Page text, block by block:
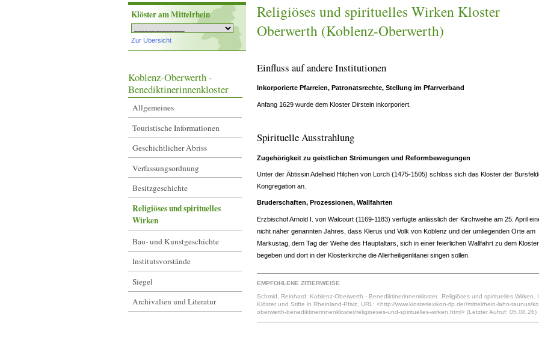
Klöster am Mittelrhein
Zur Übersicht
Koblenz-Oberwerth -
Benediktinerinnenkloster
Allgemeines
Touristische Informationen
Geschichtlicher Abriss
Verfassungsordnung
Besitzgeschichte
Religiöses und spirituelles
Wirken
Bau- und Kunstgeschichte
Institutsvorstände
Siegel
Archivalien und Literatur
Religiöses und spirituelles Wirken Kloster
Oberwerth (Koblenz-Oberwerth)
Einfluss auf andere Institutionen
Inkorporierte Pfarreien, Patronatsrechte, Stellung im Pfarrverband
Anfang 1629 wurde dem Kloster Dirstein inkorporiert.
Spirituelle Ausstrahlung
Zugehörigkeit zu geistlichen Strömungen und Reformbewegungen
Unter der Äbtissin Adelheid Hilchen von Lorch (1475-1505) schloss sich das Kloster der
Kongregation an.
Bruderschaften, Prozessionen, Wallfahrten
Erzbischof Arnold I. von Walcourt (1169-1183) verfügte anlässlich der Kirchweihe am 25. April
nicht näher genannten Jahres, dass Klerus und Volk von Koblenz und der umliegenden Orte am
Markustag, dem Tag der Weihe des Hauptaltars, sich in einer feierlichen Wallfahrt zu dem Kloster
begeben und dort in der Klosterkirche die Allerheiligenlitanei singen sollen.
EMPFOHLENE ZITIERWEISE
Schmid, Reinhard: Koblenz-Oberwerth - Benediktinerinnenkloster. Religiöses und spirituelles Wirken.
Klöster und Stifte in Rheinland-Pfalz, URL: <http:⁄⁄www.klosterlexikon-rlp.de//mittelrhein-lahn-taunus/
oberwerth-benediktinerinnenkloster/religioeses-und-spirituelles-wirken.html> (Letzter Aufruf: 05.08.26)